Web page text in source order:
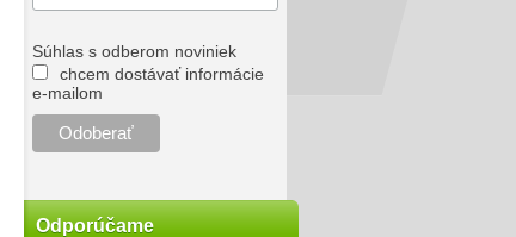
Súhlas s odberom noviniek
chcem dostávať informácie
e-mailom
Odporúčame